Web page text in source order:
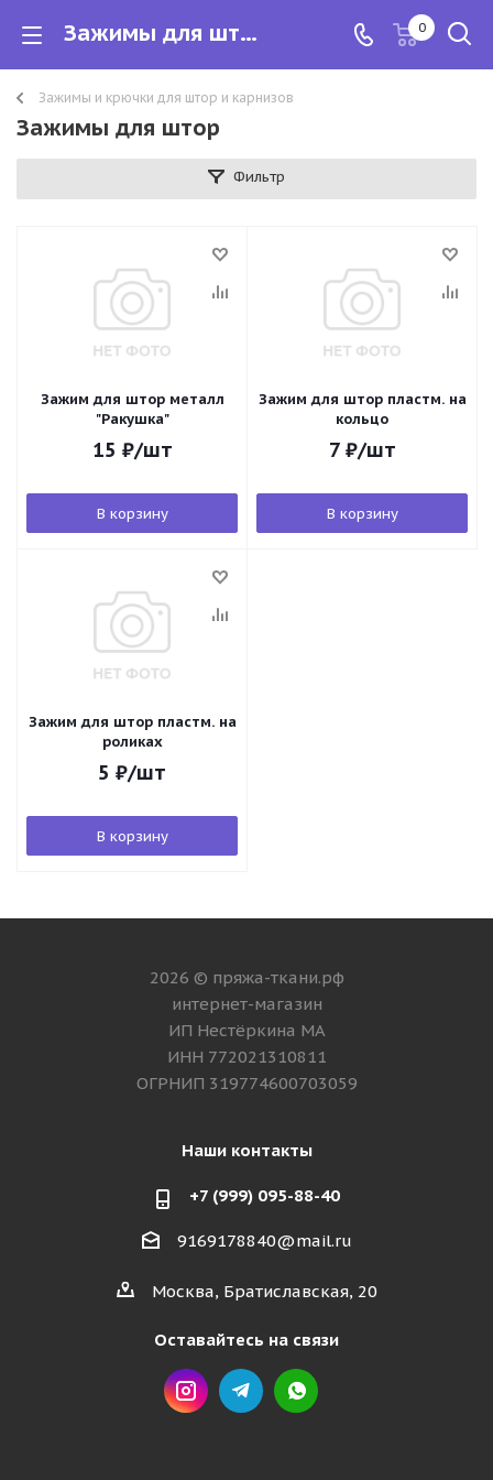
Зажимы для штор 0
Зажимы и крючки для штор и карнизов
Зажимы для штор
Фильтр
Зажим для штор металл
"Ракушка"
15 ₽/шт
В корзину
Зажим для штор пластм. на
кольцо
7₽/шт
В корзину
Зажим для штор пластм. на
роликах
5 ₽/шт
В корзину
2026 © пряжа-ткани.рф
интернет-магазин
ИП Нестёркина МА
ИНН 772021310811
ОГРНИП 319774600703059
Наши контакты
+7 (999) 095-88-40
9169178840@mail.ru
Москва, Братиславская, 20
Оставайтесь на связи